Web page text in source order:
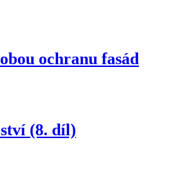
ochranu fasád
(8. díl)